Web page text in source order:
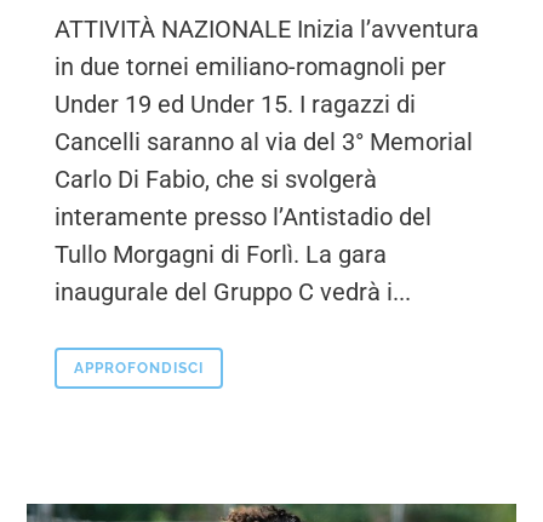
ATTIVITÀ NAZIONALE Inizia l’avventura
in due tornei emiliano-romagnoli per
Under 19 ed Under 15. I ragazzi di
Cancelli saranno al via del 3° Memorial
Carlo Di Fabio, che si svolgerà
interamente presso l’Antistadio del
Tullo Morgagni di Forlì. La gara
inaugurale del Gruppo C vedrà i...
APPROFONDISCI